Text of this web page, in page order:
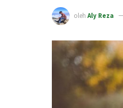
oleh Aly Reza